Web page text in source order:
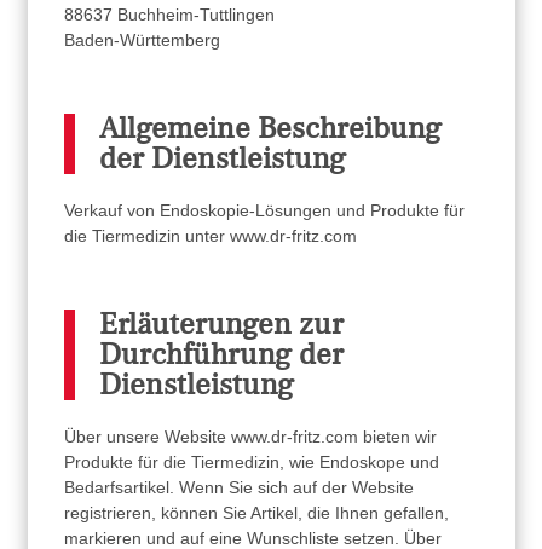
88637 Buchheim-Tuttlingen
Baden-Württemberg
Allgemeine Beschreibung
der Dienstleistung
Verkauf von Endoskopie-Lösungen und Produkte für
die Tiermedizin unter www.dr-fritz.com
Erläuterungen zur
Durchführung der
Dienstleistung
Über unsere Website www.dr-fritz.com bieten wir
Produkte für die Tiermedizin, wie Endoskope und
Bedarfsartikel. Wenn Sie sich auf der Website
registrieren, können Sie Artikel, die Ihnen gefallen,
markieren und auf eine Wunschliste setzen. Über